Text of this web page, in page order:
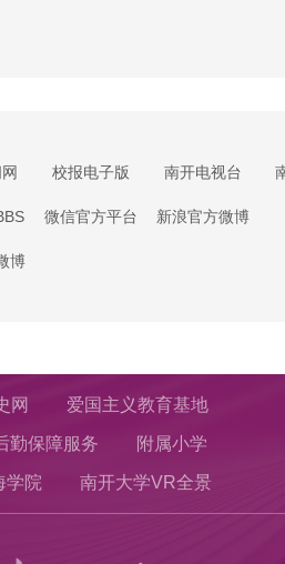
校报电子版 南开电视台
微信官方平台 新浪官方微博
博
网 爱国主义教育基地
勤保障服务 附属小学
学院 南开大学VR全景